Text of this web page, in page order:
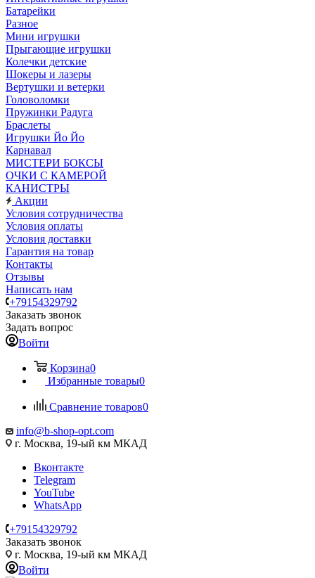
Батарейки
Разное
Мини игрушки
Прыгающие игрушки
Колечки детские
Шокеры и лазеры
Вертушки и ветерки
Головоломки
Пружинки Радуга
Браслеты
Игрушки Йо Йо
Карнавал
МИСТЕРИ БОКСЫ
ОЧКИ С КАМЕРОЙ
КАНИСТРЫ
Акции
Условия сотрудничества
Условия оплаты
Условия доставки
Гарантия на товар
Контакты
Отзывы
Написать нам
+79154329792
Заказать звонок
Задать вопрос
Войти
Корзина0
Избранные товары0
Сравнение товаров0
info@b-shop-opt.com
г. Москва, 19-ый км МКАД
Вконтакте
Telegram
YouTube
WhatsApp
+79154329792
Заказать звонок
г. Москва, 19-ый км МКАД
Войти